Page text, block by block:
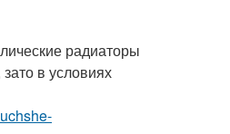
радиаторы
в условиях